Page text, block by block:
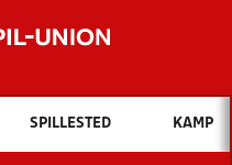
Hvad vil du søge efter?
OG NYHEDER
SPILLESTED KAMP